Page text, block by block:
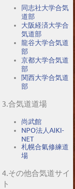
同志社大学合気
道部
大阪経済大学合
気道部
龍谷大学合気道
部
京都大学合気道
部
関西大学合気道
部
3.合気道道場
尚武館
NPO法人AIKI-
NET
札幌合氣修練道
場
4.その他合気道サイ
ト